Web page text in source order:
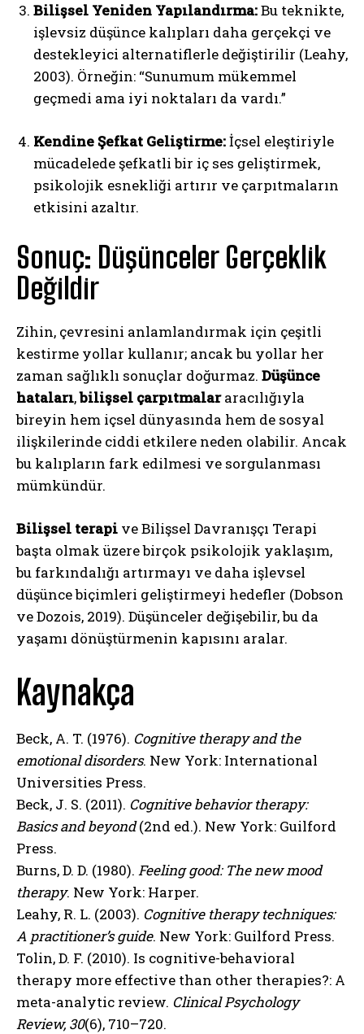
Gizlilik politikasını
Bilişsel Yeniden Yapılandırma:Bu teknikte,
işlevsiz düşünce kalıpları daha gerçekçi ve
destekleyici alternatiflerle değiştirilir (Leahy,
2003). Örneğin: “Sunumum mükemmel
geçmedi ama iyi noktaları da vardı.”
Kendine Şefkat Geliştirme:İçsel eleştiriyle
mücadelede şefkatli bir iç ses geliştirmek,
psikolojik esnekliği artırır ve çarpıtmaların
etkisini azaltır.
Sonuç: Düşünceler Gerçeklik
Değildir
Zihin, çevresini anlamlandırmak için çeşitli
kestirme yollar kullanır; ancak bu yollar her
zaman sağlıklı sonuçlar doğurmaz. Düşünce
hataları,bilişsel çarpıtmalararacılığıyla
bireyin hem içsel dünyasında hem de sosyal
ilişkilerinde ciddi etkilere neden olabilir. Ancak
bu kalıpların fark edilmesi ve sorgulanması
mümkündür.
Bilişsel terapi ve Bilişsel Davranışçı Terapi
başta olmak üzere birçok psikolojik yaklaşım,
bu farkındalığı artırmayı ve daha işlevsel
düşünce biçimleri geliştirmeyi hedefler (Dobson
ve Dozois, 2019). Düşünceler değişebilir, bu da
yaşamı dönüştürmenin kapısını aralar.
Kaynakça
Beck, A. T. (1976). Cognitive therapy and the
emotional disorders. New York: International
Universities Press.
Beck, J. S. (2011). Cognitive behavior therapy:
Basics and beyond(2nd ed.). New York: Guilford
Press.
Burns, D. D. (1980). Feeling good: The new mood
therapy. New York: Harper.
Leahy, R. L. (2003). Cognitive therapy techniques:
A practitioner’s guide. New York: Guilford Press.
Tolin, D. F. (2010). Is cognitive-behavioral
therapy more effective than other therapies?: A
meta-analytic review. Clinical Psychology
Review, 30(6), 710–720.